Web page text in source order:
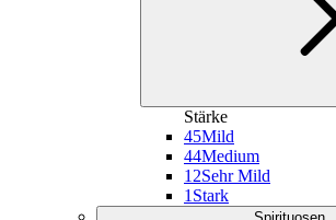
Stärke
45Mild
44Medium
12Sehr Mild
1 Stark